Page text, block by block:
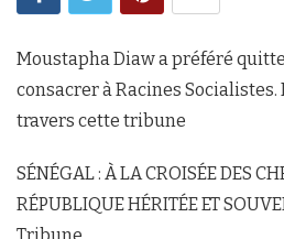
Moustapha Diaw a préféré
consacrer à Racines
travers cette tribune
SÉNÉGAL : À LA CROISÉE DES
RÉPUBLIQUE HÉRITÉE ET